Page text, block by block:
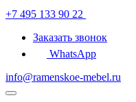
+7 495 133 90 22
Заказать звонок
WhatsApp
info@ramenskoe-mebel.ru